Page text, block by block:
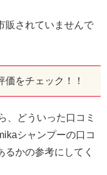
販されていませんで
をチェック！！
、どういった口コミ
シャンプーの口コ
るかの参考にしてく